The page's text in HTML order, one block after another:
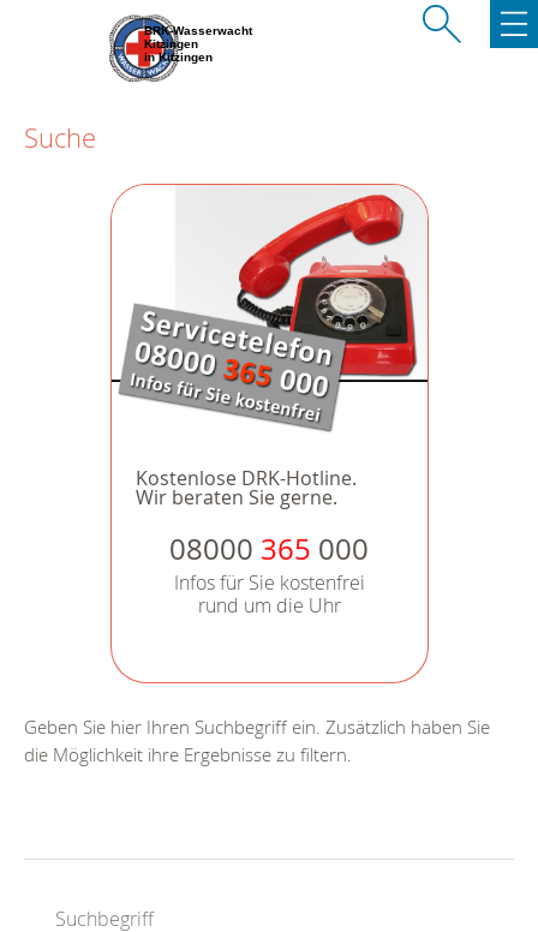
BRK-Wasserwacht
Kitzingen
in Kitzingen
Suche
Kostenlose DRK-Hotline.
Wir beraten Sie gerne.
08000 365 000
Infos für Sie kostenfrei
rund um die Uhr
Geben Sie hier Ihren Suchbegriff ein. Zusätzlich haben Sie
die Möglichkeit ihre Ergebnisse zu filtern.